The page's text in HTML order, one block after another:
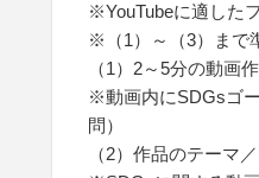
※YouTubeに適した
※（1）～（3）まで
（1）2～5分の動画
※動画内にSDGsゴ
問）
（2）作品のテーマ